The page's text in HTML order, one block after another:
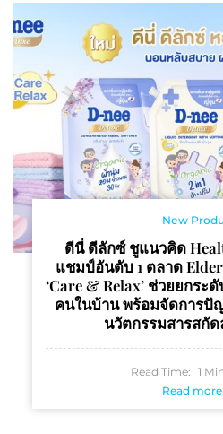
New
ดีนี่ ดีลักซ์ ชูแนวคิด
แชมป์อันดับ 1 ตลาด
‘Care & Relax’ ช่วยยกร
คนในบ้าน พร้อมจัดการปั
นวัตกรรมสารสกั
Read Time: 1 Min
Read more